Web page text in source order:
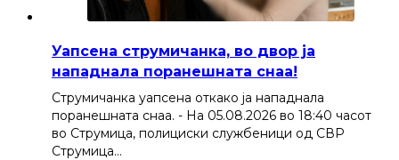
Уапсена струмичанка, во двор ја
нападнала поранешната снаа!
Струмичанка уапсена откако ја нападнала
поранешната снаа. - На 05.08.2026 во 18:40 часот
во Струмица, полициски службеници од СВР
Струмица…